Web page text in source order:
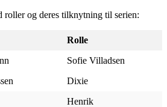
roller og deres tilknytning til serien:
Rolle
Sofie Villadsen
Dixie
Henrik